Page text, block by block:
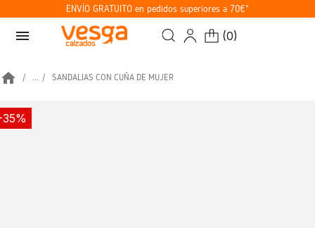
ENVÍO GRATUITO en pedidos superiores a 70€*
menu (0)
home ... SANDALIAS CON CUÑA DE MUJER